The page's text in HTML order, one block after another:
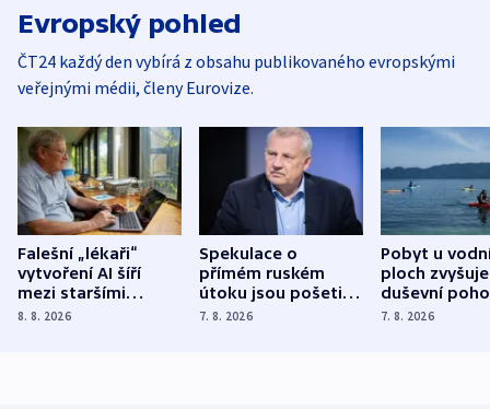
Evropský pohled
ČT24 každý den vybírá z obsahu publikovaného evropskými
veřejnými médii, členy Eurovize.
Falešní „lékaři“
vytvoření AI šíří
mezi staršími
Poláky nebezpečné
8. 8. 2026
Spekulace o
přímém ruském
útoku jsou pošetilé,
míní estonský
7. 8. 2026
Pobyt u
ploch zvyšuje
duševní
ukázala
7. 8. 2026